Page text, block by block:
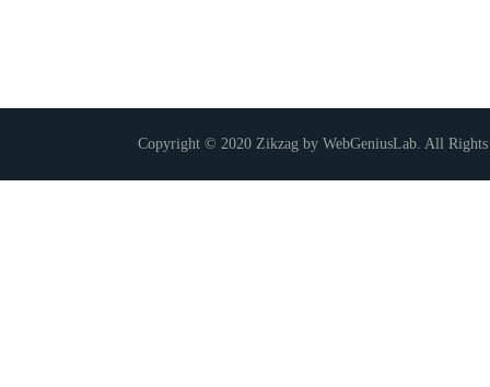
Copyright © 2020 Zikzag by WebGeniusLab. All Rights